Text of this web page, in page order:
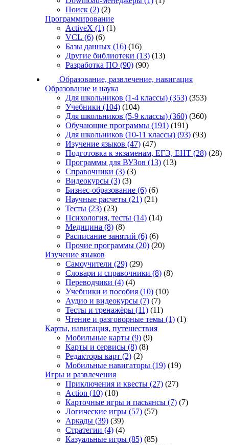
Поиск (2) (2)
Программирование
ActiveX (1) (1)
VCL (6) (6)
Базы данных (16) (16)
Другие библиотеки (13) (13)
Разработка ПО (90) (90)
Образование, развлечение, навигация
Образование и наука
Для школьников (1-4 классы) (353) (353)
Учебники (104) (104)
Для школьников (5-9 классы) (360) (360)
Обучающие программы (191) (191)
Для школьников (10-11 классы) (93) (93)
Изучение языков (47) (47)
Подготовка к экзаменам, ЕГЭ, ЕНТ (28) (28)
Программы для ВУЗов (13) (13)
Справочники (3) (3)
Видеокурсы (3) (3)
Бизнес-образование (6) (6)
Научные расчеты (21) (21)
Тесты (23) (23)
Психология, тесты (14) (14)
Медицина (8) (8)
Расписание занятий (6) (6)
Прочие программы (20) (20)
Изучение языков
Самоучители (29) (29)
Словари и справочники (8) (8)
Переводчики (4) (4)
Учебники и пособия (10) (10)
Аудио и видеокурсы (7) (7)
Тесты и тренажёры (11) (11)
Чтение и разговорные темы (1) (1)
Карты, навигация, путешествия
Мобильные карты (9) (9)
Карты и сервисы (8) (8)
Редакторы карт (2) (2)
Мобильные навигаторы (19) (19)
Игры и развлечения
Приключения и квесты (27) (27)
Action (10) (10)
Карточные игры и пасьянсы (7) (7)
Логические игры (57) (57)
Аркады (39) (39)
Стратегии (4) (4)
Казуальные игры (85) (85)